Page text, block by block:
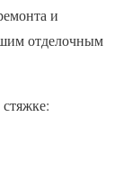
и
отделочным